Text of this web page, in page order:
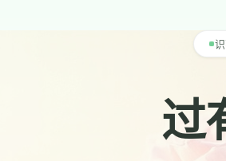
过